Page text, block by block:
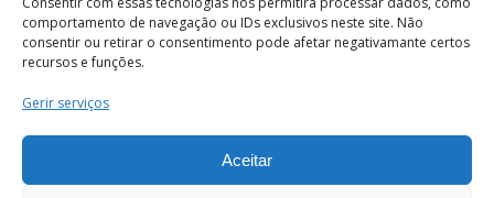
comportamento de navegação ou IDs exclusivos neste site. Não
consentir ou retirar o consentimento pode afetar negativamante certos
recursos e funções.
Gerir serviços
Aceitar
Termos e Condições